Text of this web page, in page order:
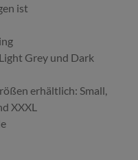
ist
Grey und Dark
erhältlich: Small,
XXXL